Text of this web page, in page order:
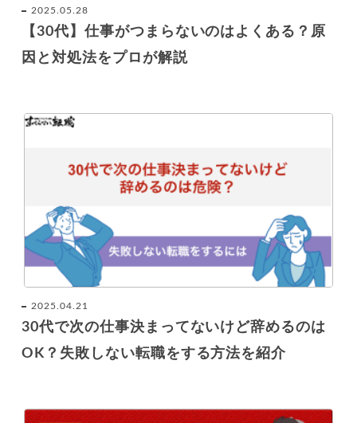
2025.05.28
【30代】仕事がつまらないのはよくある？原
因と対処法をプロが解説
2025.04.21
30代で次の仕事決まってないけど辞めるのは
OK？失敗しない転職をする方法を紹介